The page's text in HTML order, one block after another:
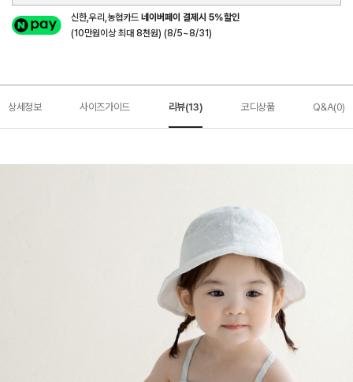
신한,우리,농협카드네이버페이 결제시 5%할인
(10만원이상 최대 8천원) (8/5~8/31)
상세정보 사이즈가이드 리뷰(13) 코디상품 Q&A(0)